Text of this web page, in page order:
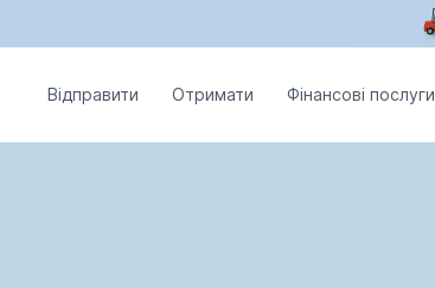
Відправити Отримати Фінансові послуги